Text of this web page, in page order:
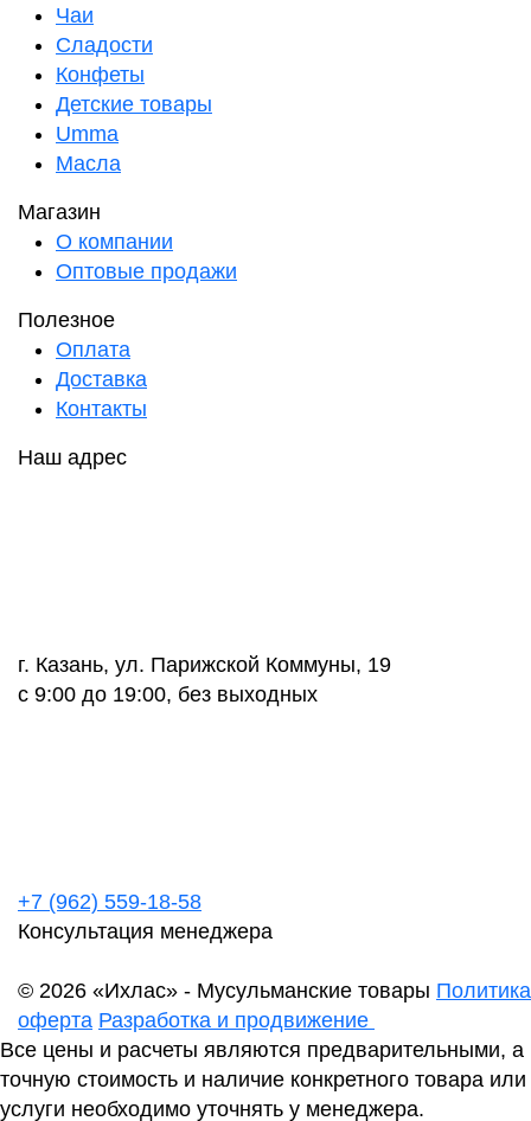
Чаи
Сладости
Конфеты
Детские товары
Umma
Масла
Магазин
О компании
Оптовые продажи
Полезное
Оплата
Доставка
Контакты
Наш адрес
г. Казань, ул. Парижской Коммуны, 19
с 9:00 до 19:00, без выходных
+7 (962) 559-18-58
Консультация менеджера
© 2026 «Ихлас» - Мусульманские товары
оферта Разработка и продвижение
Все цены и расчеты являются предварительными, а
точную стоимость и наличие конкретного товара или
услуги необходимо уточнять у менеджера.